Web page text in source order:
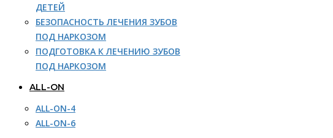
ДЕТЕЙ
БЕЗОПАСНОСТЬ ЛЕЧЕНИЯ ЗУБОВ
ПОД НАРКОЗОМ
ПОДГОТОВКА К ЛЕЧЕНИЮ ЗУБОВ
ПОД НАРКОЗОМ
ALL-ON
ALL-ON-4
ALL-ON-6